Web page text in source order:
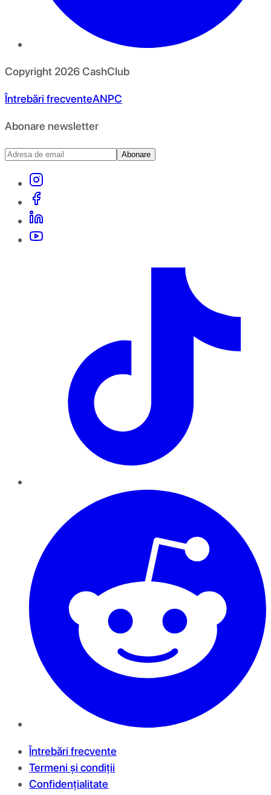
Copyright 2026CashClub
Întrebări frecventeANPC
Abonare newsletter
Abonare
Întrebări frecvente
Termeni și condiții
Confidențialitate